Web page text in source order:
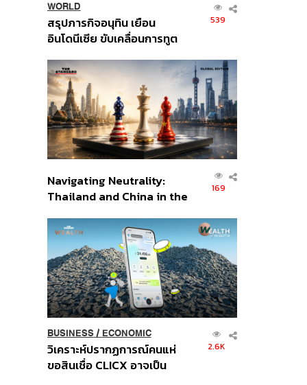
WORLD
สรุปภารกิจอนุทิน เยือน
อินโดนีเซีย ขับเคลื่อนการทูต
ส่วนยุทธศาสตร์ไทย –
อินโดนีเซีย
539
Navigating Neutrality:
Thailand and China in the
Order
169
BUSINESS/ ECONOMIC
วิเคราะห์ปรากฏการณ์คนแห่
ขอสินเชื่อ CLICX อาจเป็น
2.6K